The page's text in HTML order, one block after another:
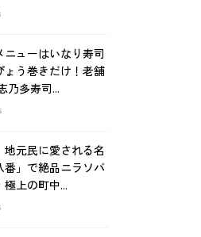
ニューはいなり寿司
ょう巻きだけ！老舗
乃多寿司...
地元民に愛される名
番」で絶品ニラソバ
極上の町中...